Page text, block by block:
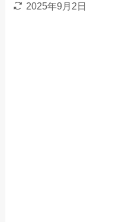
2025年9月2日